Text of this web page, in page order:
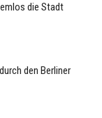
die Stadt
den Berliner